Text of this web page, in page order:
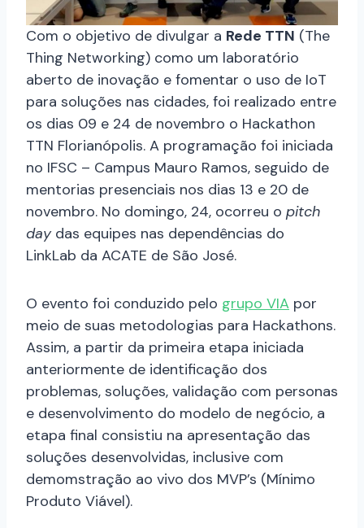
Com o objetivo de divulgar a Rede TTN (The
Thing Networking) como um laboratório
aberto de inovação e fomentar o uso de IoT
para soluções nas cidades, foi realizado entre
os dias 09 e 24 de novembro o Hackathon
TTN Florianópolis. A programação foi iniciada
no IFSC – Campus Mauro Ramos, seguido de
mentorias presenciais nos dias 13 e 20 de
novembro. No domingo, 24, ocorreu o pitch
daydas equipes nas dependências do
LinkLab da ACATE de São José.
O evento foi conduzido pelo grupo VIA por
meio de suas metodologias para Hackathons.
Assim, a partir da primeira etapa iniciada
anteriormente de identificação dos
problemas, soluções, validação com personas
e desenvolvimento do modelo de negócio, a
etapa final consistiu na apresentação das
soluções desenvolvidas, inclusive com
demomstração ao vivo dos MVP’s (Mínimo
Produto Viável).